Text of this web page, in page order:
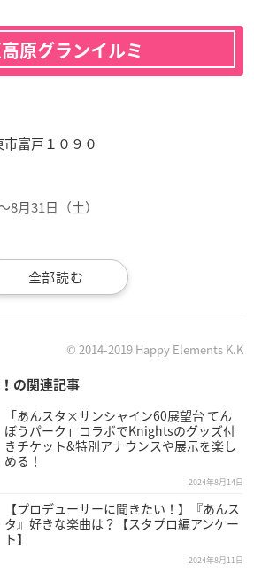
原グランイルミ
富戸１０９０
8月31日（土）
分前の20：45となります
の他に電子チケット（
ア、セブンイレブン、ローソンなど各
他割引にてご入園の場合も、全てのお
の対象となります
りますのでご了承ください
© 2014-2019 Happy Elements K.K
の関連記事
「あんスタ×サンシャイン60展望台 てん
ぼうパーク」コラボでKnightsのグッズ付
きチケット&特別アナウンスや展示を楽し
める！
2024年8月14日
【プロデューサーに聞きたい！】『あんス
タ』好きな楽曲は？【スタプロ編アンケー
ト】
2024年8月11日